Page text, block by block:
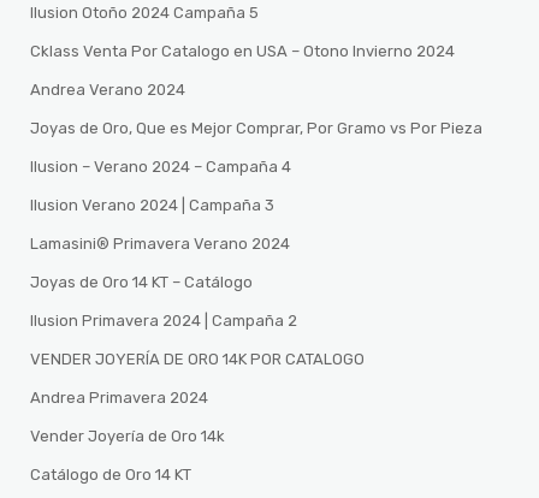
Ilusion Otoño 2024 Campaña 5
Cklass Venta Por Catalogo en USA – Otono Invierno 2024
Andrea Verano 2024
Joyas de Oro, Que es Mejor Comprar, Por Gramo vs Por Pieza
Ilusion – Verano 2024 – Campaña 4
Ilusion Verano 2024 | Campaña 3
Lamasini®️ Primavera Verano 2024
Joyas de Oro 14 KT – Catálogo
Ilusion Primavera 2024 | Campaña 2
VENDER JOYERÍA DE ORO 14K POR CATALOGO
Andrea Primavera 2024
Vender Joyería de Oro 14k
Catálogo de Oro 14 KT